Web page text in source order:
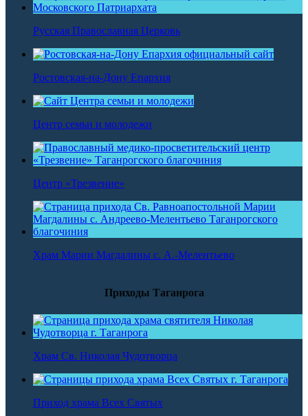
Русская Православная Церковь
Ростовская-на-Дону Епархия
Центр семьи и молодежи
Центр «Трезвение»
Храм Марии Магдалины с. А.-Мелентьево
Приходы Таганрога
Храм Св. Николая Чудотворца
Приход храма Всех Святых